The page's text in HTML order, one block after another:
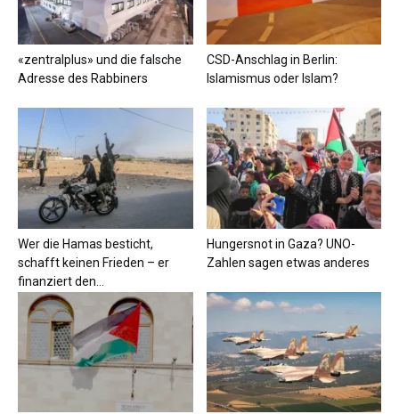
«zentralplus» und die falsche
Adresse des Rabbiners
CSD-Anschlag in Berlin:
Islamismus oder Islam?
Wer die Hamas besticht,
schafft keinen Frieden – er
finanziert den...
Hungersnot in Gaza? UNO-
Zahlen sagen etwas anderes